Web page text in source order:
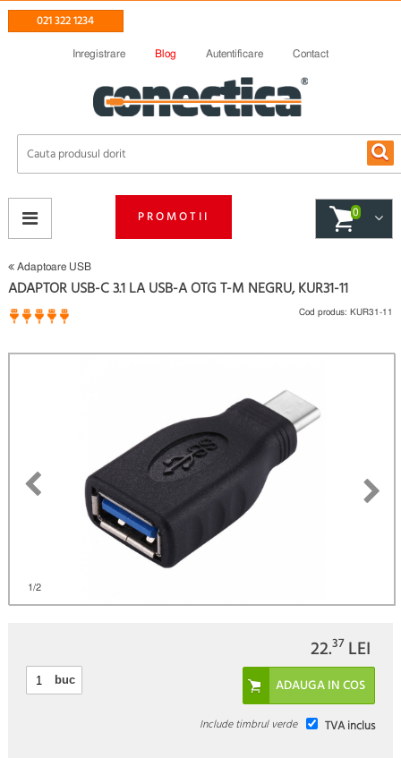
021 322 1234
Inregistrare Blog Autentificare Contact
PROMOTII 0
Adaptoare USB
1/2
ADAPTOR USB-C 3.1 LA USB-A OTG T-M NEGRU, KUR31-11
Cod produs: KUR31-11
22.37 LEI
buc
TVA inclus
Include timbrul verde